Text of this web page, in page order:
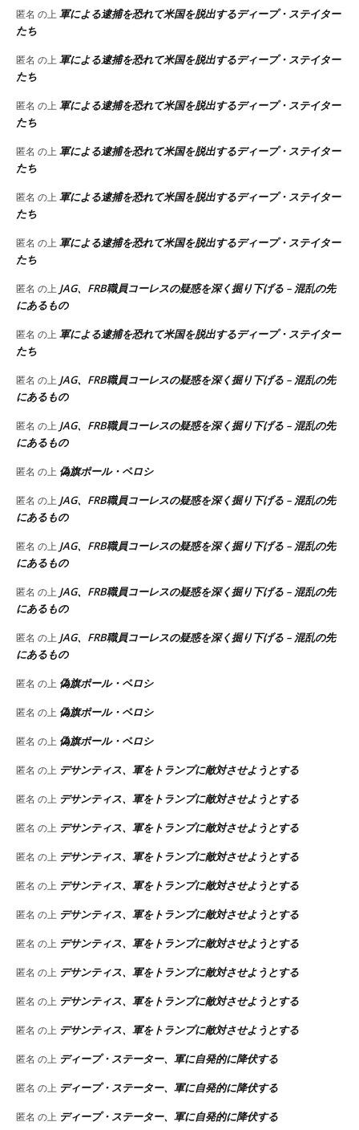
匿名 の上 軍による逮捕を恐れて米国を脱出するディープ・ステイター
たち
匿名 の上 軍による逮捕を恐れて米国を脱出するディープ・ステイター
たち
匿名 の上 軍による逮捕を恐れて米国を脱出するディープ・ステイター
たち
匿名 の上 軍による逮捕を恐れて米国を脱出するディープ・ステイター
たち
匿名 の上 軍による逮捕を恐れて米国を脱出するディープ・ステイター
たち
匿名 の上 軍による逮捕を恐れて米国を脱出するディープ・ステイター
たち
匿名 の上 JAG、FRB職員コーレスの疑惑を深く掘り下げる – 混乱の先
にあるもの
匿名 の上 軍による逮捕を恐れて米国を脱出するディープ・ステイター
たち
匿名 の上 JAG、FRB職員コーレスの疑惑を深く掘り下げる – 混乱の先
にあるもの
匿名 の上 JAG、FRB職員コーレスの疑惑を深く掘り下げる – 混乱の先
にあるもの
匿名 の上 偽旗ポール・ペロシ
匿名 の上 JAG、FRB職員コーレスの疑惑を深く掘り下げる – 混乱の先
にあるもの
匿名 の上 JAG、FRB職員コーレスの疑惑を深く掘り下げる – 混乱の先
にあるもの
匿名 の上 JAG、FRB職員コーレスの疑惑を深く掘り下げる – 混乱の先
にあるもの
匿名 の上 JAG、FRB職員コーレスの疑惑を深く掘り下げる – 混乱の先
にあるもの
匿名 の上 偽旗ポール・ペロシ
匿名 の上 偽旗ポール・ペロシ
匿名 の上 偽旗ポール・ペロシ
匿名 の上 デサンティス、軍をトランプに敵対させようとする
匿名 の上 デサンティス、軍をトランプに敵対させようとする
匿名 の上 デサンティス、軍をトランプに敵対させようとする
匿名 の上 デサンティス、軍をトランプに敵対させようとする
匿名 の上 デサンティス、軍をトランプに敵対させようとする
匿名 の上 デサンティス、軍をトランプに敵対させようとする
匿名 の上 デサンティス、軍をトランプに敵対させようとする
匿名 の上 デサンティス、軍をトランプに敵対させようとする
匿名 の上 デサンティス、軍をトランプに敵対させようとする
匿名 の上 デサンティス、軍をトランプに敵対させようとする
匿名 の上 ディープ・ステーター、軍に自発的に降伏する
匿名 の上 ディープ・ステーター、軍に自発的に降伏する
匿名 の上 ディープ・ステーター、軍に自発的に降伏する